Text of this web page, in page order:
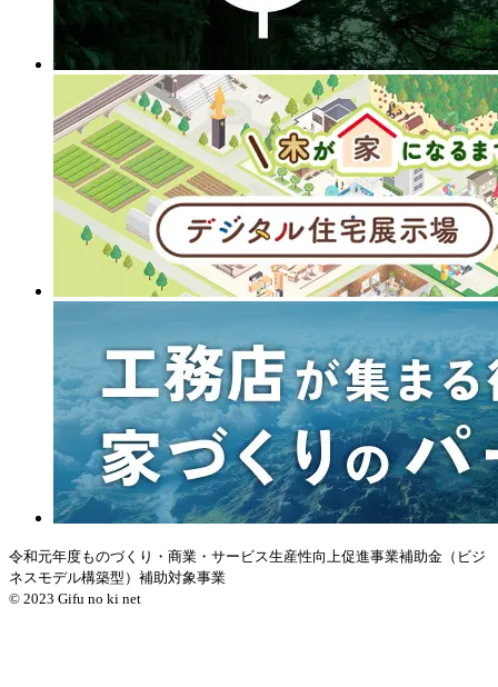
令和元年度ものづくり・商業・サービス生産性向上促進事業補助金（ビジ
ネスモデル構築型）補助対象事業
© 2023 Gifu no ki net